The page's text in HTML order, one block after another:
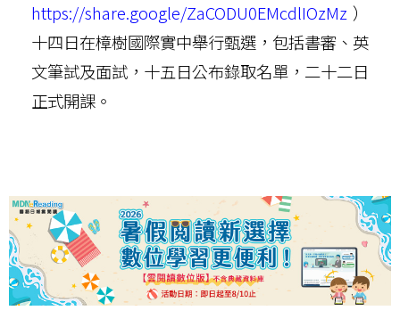
https://share.google/ZaCODU0EMcdlIOzMz ）
十四日在樟樹國際實中舉行甄選，包括書審、英
文筆試及面試，十五日公布錄取名單，二十二日
正式開課。